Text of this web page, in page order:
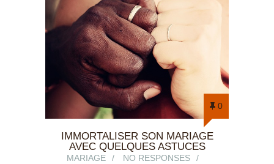
0
IMMORTALISER SON MARIAGE
AVEC QUELQUES ASTUCES
MARIAGE
NO RESPONSES